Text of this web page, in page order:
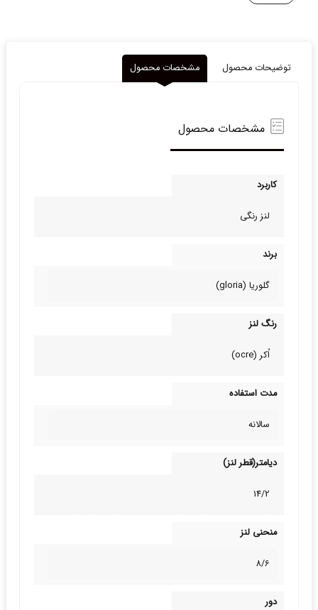
توضیحات محصول مشخصات محصول
مشخصات محصول
کاربرد
لنز رنگی
برند
گلوریا (gloria)
رنگ لنز
اُکر (ocre)
مدت استفاده
سالانه
دیامتر(قطر لنز)
14/2
منحنی لنز
8/6
دور